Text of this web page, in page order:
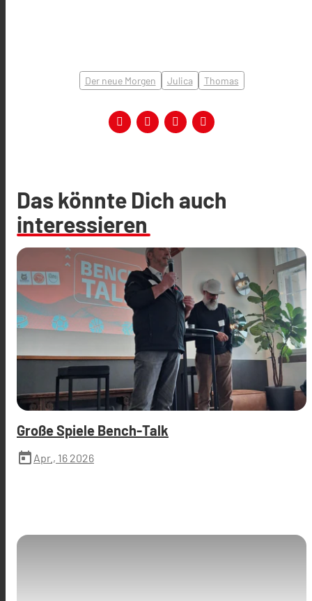
Der neue Morgen Julica Thomas
Das könnte Dich auch
interessieren
Große Spiele Bench-Talk
today Apr., 16 2026